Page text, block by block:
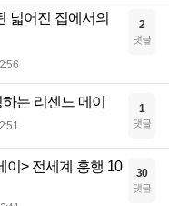
넓어진 집에서의
2
댓글
는 리센느 메이 1
댓글
이> 전세계 흥행 10
30
댓글